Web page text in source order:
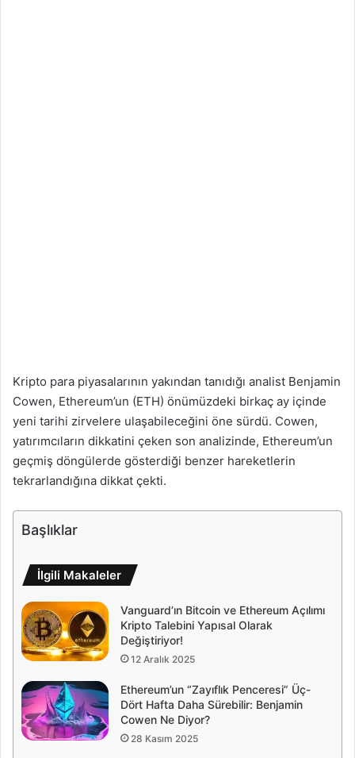
Kripto para piyasalarının yakından tanıdığı analist Benjamin
Cowen, Ethereum’un (ETH) önümüzdeki birkaç ay içinde
yeni tarihi zirvelere ulaşabileceğini öne sürdü. Cowen,
yatırımcıların dikkatini çeken son analizinde, Ethereum’un
geçmiş döngülerde gösterdiği benzer hareketlerin
tekrarlandığına dikkat çekti.
Başlıklar
İlgili Makaleler
Vanguard’ın Bitcoin ve Ethereum Açılımı
Kripto Talebini Yapısal Olarak
Değiştiriyor!
12 Aralık 2025
Ethereum’un “Zayıflık Penceresi” Üç-
Dört Hafta Daha Sürebilir: Benjamin
Cowen Ne Diyor?
28 Kasım 2025